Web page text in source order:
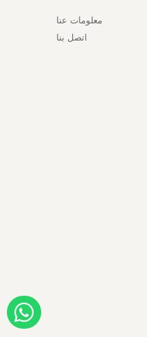
معلومات عنا
اتصل بنا